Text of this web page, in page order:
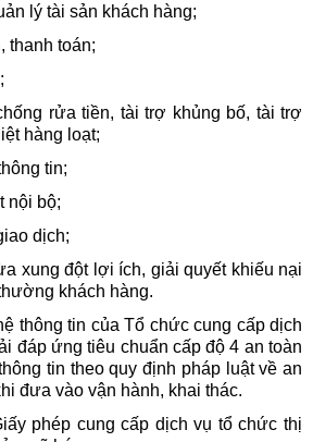
lý tài sản khách hàng;
thanh toán;
rửa tiền, tài trợ khủng bố, tài trợ
hàng loạt;
tin;
nội bộ;
dịch;
xung đột lợi ích, giải quyết khiếu nại
khách hàng.
thông tin của Tổ chức cung cấp dịch
đáp ứng tiêu chuẩn cấp độ 4 an toàn
tin theo quy định pháp luật về an
đưa vào vận hành, khai thác.
phép cung cấp dịch vụ tổ chức thị